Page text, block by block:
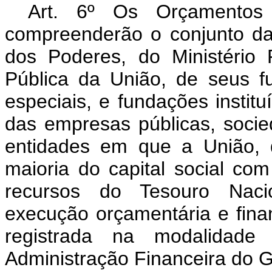
Art. 6º Os
compreenderão o conjunto
dos Poderes, do Ministério
Pública da União, de seus
especiais, e fundações
das empresas públicas,
entidades em que a União,
maioria do capital social
recursos do Tesouro
execução orçamentária e
registrada na
Administração Financeira do